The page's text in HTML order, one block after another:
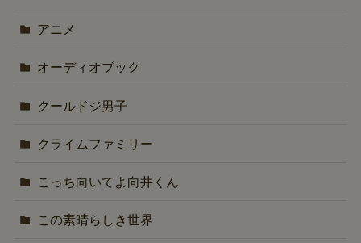
アニメ
オーディオブック
クールドジ男子
クライムファミリー
こっち向いてよ向井くん
この素晴らしき世界